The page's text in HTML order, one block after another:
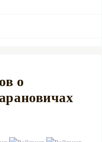
о